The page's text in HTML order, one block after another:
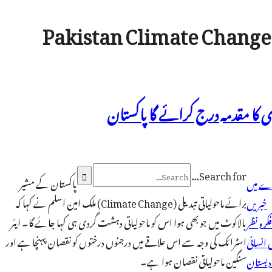
میں
خبریں
فکر و نظر
Search for...

Pakistan Climate
کا مقدمہ درج کرائے گا پاکستان
پاکستان کے مشیر
برائے ماحولیاتی تبدیلی (Climate Change) ملک امین اسلم نے کہا کہ
بالاکوٹ میں جو بھی ہوا اس کو ماحولیاتی دہشت گردی ہی کہا جائے گا۔ ایئر
اسٹرائک کی وجہ سے اس علاقے میں درجنوں درختوں کو نقصان پہنچا ہے اور
سنگین ماحولیاتی نقصان ہوا ہے۔